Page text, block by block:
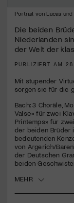
Portrait von Lucas
Die beiden
Niederlanden
der Welt der
PUBLIZIERT AM
Mit stupender
sorgen sie für die
Bach: 3 Choräle,
Valse» für zwei
Printemps» für
der beiden Brüder
bedeutenden
von Argerich/
der Deutschen
beiden
MEHR
Engagiere dich
Kulturinstitution
diversen
Jetzt